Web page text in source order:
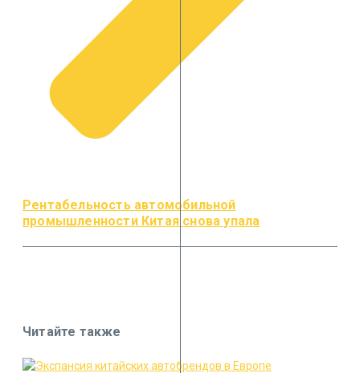
Рентабельность автомобильной
промышленности Китая снова упала
Читайте также